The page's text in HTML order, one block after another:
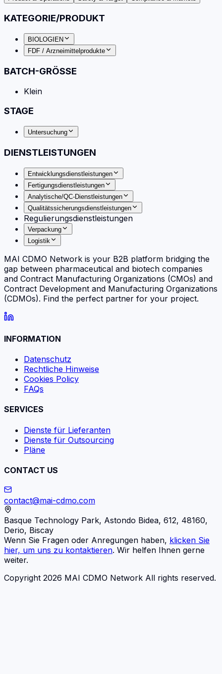
KATEGORIE/PRODUKT
BIOLOGIEN
FDF / Arzneimittelprodukte
BATCH-GRÖSSE
Klein
STAGE
Untersuchung
DIENSTLEISTUNGEN
Entwicklungsdienstleistungen
Fertigungsdienstleistungen
Analytische/QC-Dienstleistungen
Qualitätssicherungsdienstleistungen
Regulierungsdienstleistungen
Verpackung
Logistik
MAI CDMO Network is your B2B platform bridging the
gap between pharmaceutical and biotech companies
and Contract Manufacturing Organizations (CMOs) and
Contract Development and Manufacturing Organizations
(CDMOs). Find the perfect partner for your project.
INFORMATION
Datenschutz
Rechtliche Hinweise
Cookies Policy
FAQs
SERVICES
Dienste für Lieferanten
Dienste für Outsourcing
Pläne
CONTACT US
contact@mai-cdmo.com
Basque Technology Park, Astondo Bidea, 612, 48160,
Derio, Biscay
Wenn Sie Fragen oder Anregungen haben, klicken Sie
hier, um uns zu kontaktieren. Wir helfen Ihnen gerne
weiter.
Copyright 2026 MAI CDMO Network All rights reserved.